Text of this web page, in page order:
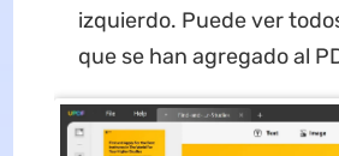
izquierdo. Puede ver
que se han agregado al